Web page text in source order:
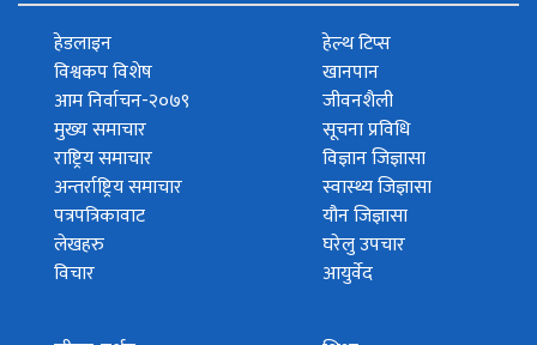
हेडलाइन
विश्वकप विशेष
आम निर्वाचन-२०७९
मुख्य समाचार
राष्ट्रिय समाचार
अन्तर्राष्ट्रिय समाचार
पत्रपत्रिकावाट
लेखहरु
विचार
हेल्थ टिप्स
खानपान
जीवनशैली
सूचना प्रविधि
विज्ञान जिज्ञासा
स्वास्थ्य जिज्ञासा
यौन जिज्ञासा
घरेलु उपचार
आयुर्वेद